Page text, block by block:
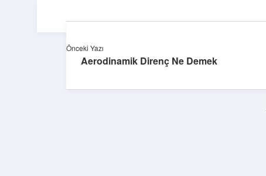
Önceki Yazı
Aerodinamik Direnç Ne Demek